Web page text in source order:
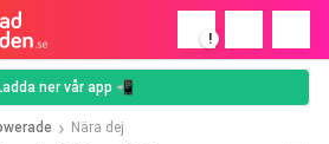
!
ner vår app 📲
Nära dej